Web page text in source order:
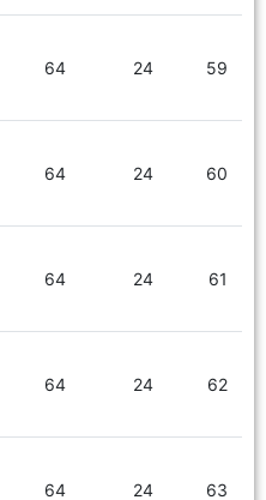
59
24
64
60
24
64
61
24
64
62
24
64
63
24
64